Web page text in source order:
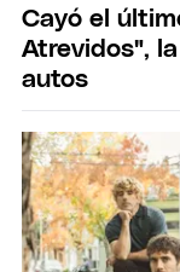
Cayó el
Atrevidos",
autos